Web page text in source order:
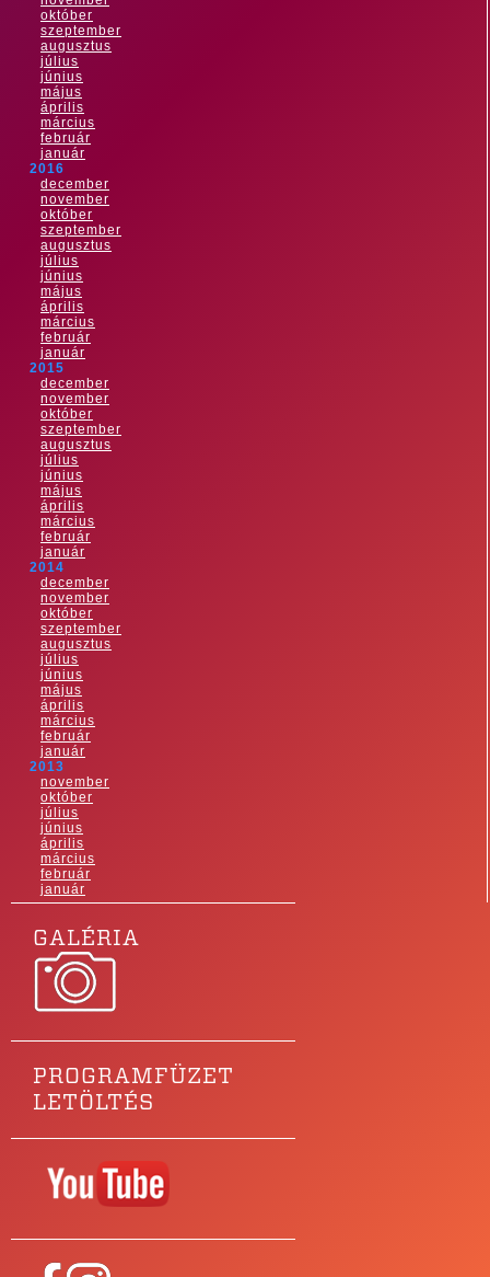
október
szeptember
augusztus
július
június
május
április
március
február
január
2016
december
november
október
szeptember
augusztus
július
június
május
április
március
február
január
2015
december
november
október
szeptember
augusztus
július
június
május
április
március
február
január
2014
december
november
október
szeptember
augusztus
július
június
május
április
március
február
január
2013
november
október
július
június
április
március
február
január
GALÉRIA
PROGRAMFÜZET
LETÖLTÉS